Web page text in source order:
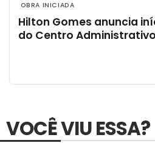
OBRA INICIADA
Hilton Gomes anuncia
do Centro
VOCÊ VIU ESSA?